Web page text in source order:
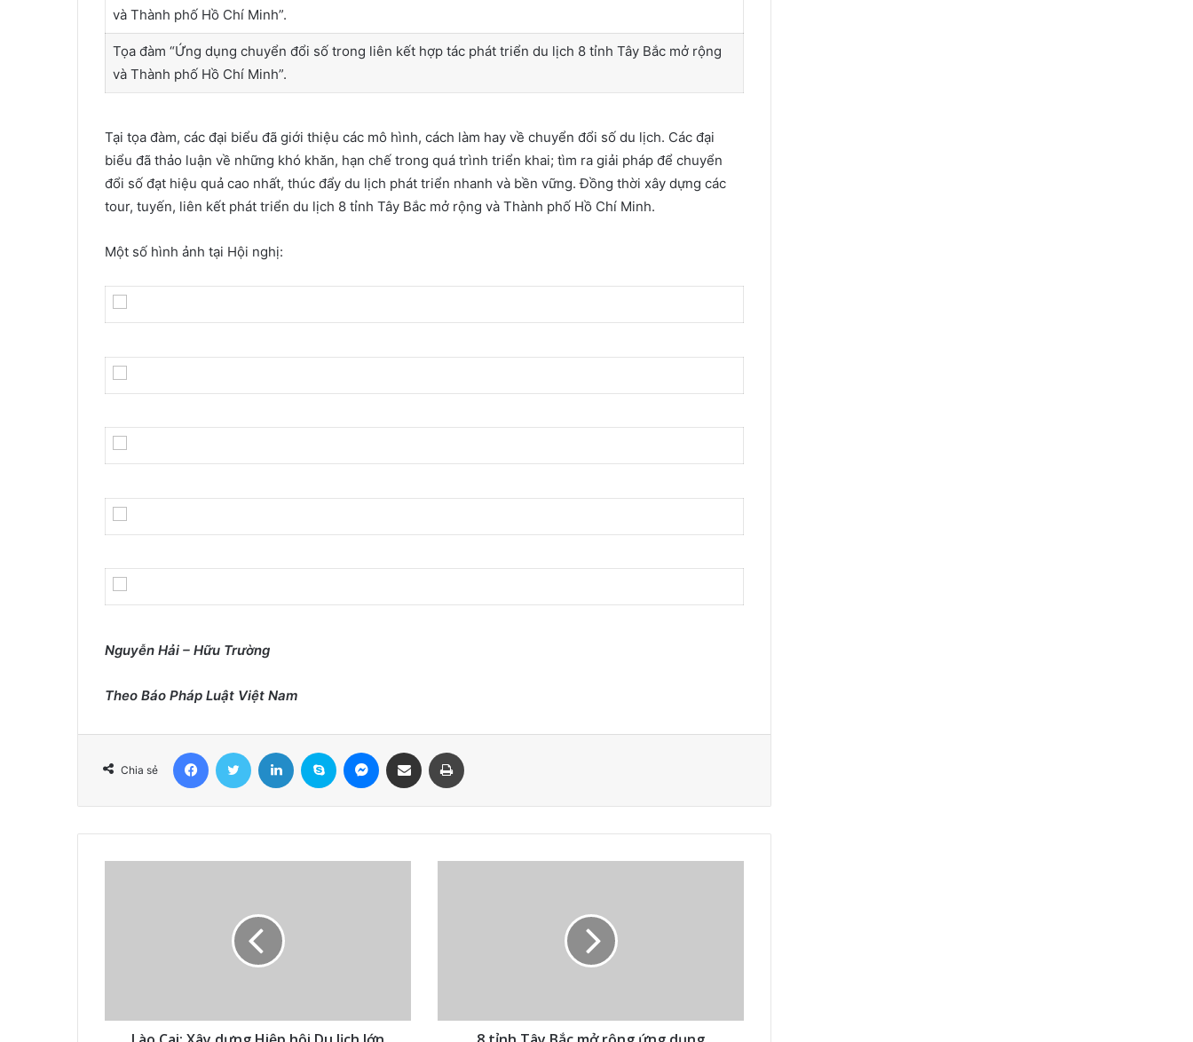
Tọa đàm “Ứng dụng chuyển đổi số trong liên kết hợp tác phát triển du lịch 8 tỉnh Tây Bắc mở rộng
và Thành phố Hồ Chí Minh”.
Tại tọa đàm, các đại biểu đã giới thiệu các mô hình, cách làm hay về chuyển đổi số du lịch. Các đại
biểu đã thảo luận về những khó khăn, hạn chế trong quá trình triển khai; tìm ra giải pháp để chuyển
đổi số đạt hiệu quả cao nhất, thúc đẩy du lịch phát triển nhanh và bền vững. Đồng thời xây dựng các
tour, tuyến, liên kết phát triển du lịch 8 tỉnh Tây Bắc mở rộng và Thành phố Hồ Chí Minh.
Một số hình ảnh tại Hội nghị:
Nguyễn Hải – Hữu Trường
Theo Báo Pháp Luật Việt Nam
Chia sẻ
FacebookTwitter LinkedIn Skype Messenger
Chia sẻ qua email